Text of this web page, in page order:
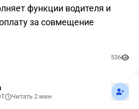
функции водителя и
за совмещение
536
Читать 2 мин